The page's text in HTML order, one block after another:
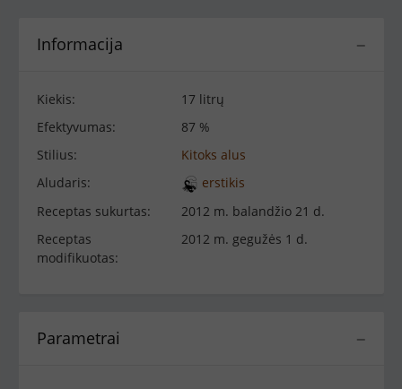
−
Informacija
Kiekis:
17 litrų
Efektyvumas:
87 %
Stilius:
Kitoks alus
Aludaris:
erstikis
Receptas sukurtas:
2012 m. balandžio 21 d.
Receptas
modifikuotas:
2012 m. gegužės 1 d.
−
Parametrai